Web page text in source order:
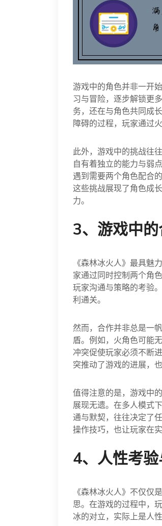
游戏中的角色并非一开
习与冒险，逐步解锁更
务，还在与角色共同成
障碍的过程，玩家通过
此外，游戏中的挑战往
自有着独立的能力与弱
遇到需要两个角色配合
这些挑战展现了角色成
力。
3、游戏中
《森林冰火人》最具魅
家通过同时控制两个角
玩家沟通与策略的考验
利通关。
然而，合作并非总是一
盾。例如，火角色可能
冲突促使玩家必须不断
突推动了游戏的进展，
值得注意的是，游戏中
展现无遗。在多人模式
通与默契，往往决定了
操作技巧，也让玩家在
4、人性考
《森林冰火人》不仅仅
思。在游戏的过程中，
冰的对立，实际上是人